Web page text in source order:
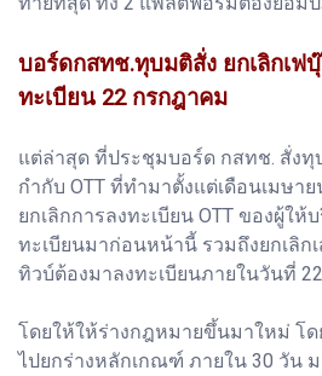
บอร์ดกสทช.ทุบมติสั่ง ยกเลิกเฟ
ทะเบียน 22 กรกฎาคม
แต่ล่าสุด ที่ประชุมบอร์ด กสทช. สั่งทุ
กำกับ OTT ที่ทำมาตั้งแต่เดือนเมษา
ยกเลิกการลงทะเบียน OTT ของผู้ใ
ทะเบียนมาก่อนหน้านี้ รวมถึงยกเลิก
ทิวบ์ต้องมาลงทะเบียนภายในวันที่
โดยให้ให้ร่างกฎหมายขึ้นมาใหม่ โด
ไปยกร่างหลักเกณฑ์ ภายใน 30 วัน